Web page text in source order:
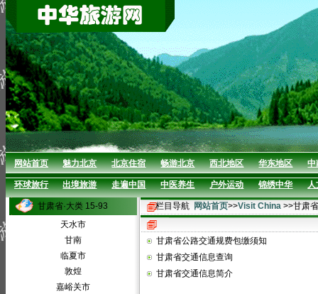
网站首页 魅力北京 北京住宿 畅游北京 西北地区 华东地区 中
环球旅行 出境旅游 走遍中国 中医养生 户外运动 锦绣中华 人
甘肃省·大类 15-93
天水市
甘南
临夏市
敦煌
嘉峪关市
栏目导航 网站首页>>Visit China >>甘肃省
甘肃省公路交通规费包缴须知
甘肃省交通信息查询
甘肃省交通信息简介